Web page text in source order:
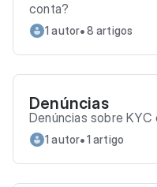
conta?
1 autor•8 artigos
Denúncias
Denúncias sobre KYC
1 autor•1 artigo